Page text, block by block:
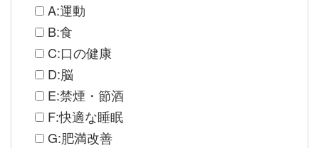
A:運動
B:食
C:口の健康
D:脳
E:禁煙・節酒
F:快適な睡眠
G:肥満改善